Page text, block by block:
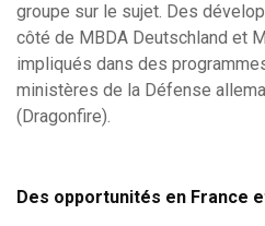
groupe sur le sujet. Des
côté de MBDA Deutschland et
impliqués dans des
ministères de la Défense
(Dragonfire).
Des opportunités en France